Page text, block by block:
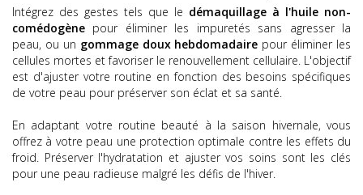
Intégrez des gestes tels que le démaquillage à l'huile non-
comédogène pour éliminer les impuretés sans agresser la
peau, ou un gommage doux hebdomadaire pour éliminer les
cellules mortes et favoriser le renouvellement cellulaire. L'objectif
est d'ajuster votre routine en fonction des besoins spécifiques
de votre peau pour préserver son éclat et sa santé.
En adaptant votre routine beauté à la saison hivernale, vous
offrez à votre peau une protection optimale contre les effets du
froid. Préserver l'hydratation et ajuster vos soins sont les clés
pour une peau radieuse malgré les défis de l'hiver.